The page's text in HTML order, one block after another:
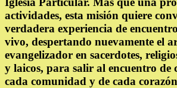
actividades, esta misión quiere
verdadera experiencia de
vivo, despertando nuevamente el
evangelizador en sacerdotes,
y laicos, para salir al encuentro de
cada comunidad y de cada